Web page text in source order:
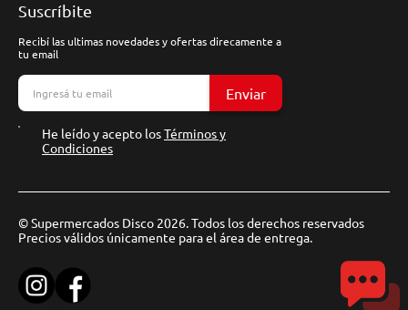
Suscríbite
Recibí las ultimas novedades y ofertas direcamente a
tu email
Enviar
He leído y acepto losTérminos y
Condiciones
© Supermercados Disco 2026. Todos los derechos reservados
Precios válidos únicamente para el área de entrega.